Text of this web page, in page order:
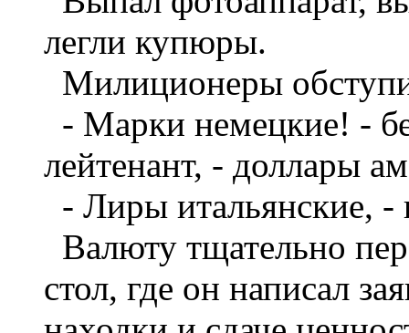
легли купюры.
Милиционеры
- Марки немецкие! -
лейтенант, - доллары
- Лиры итальянские, -
Валюту тщательно
стол, где он написал